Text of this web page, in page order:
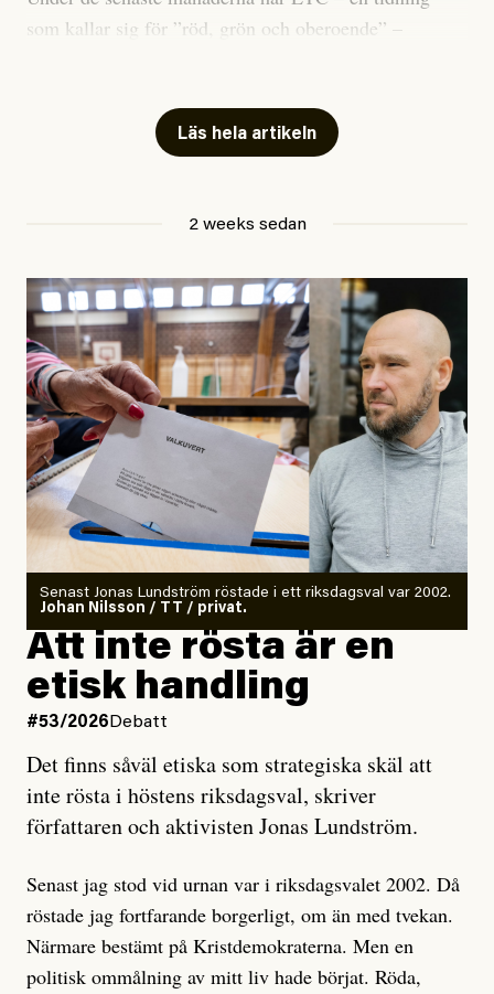
som kallar sig för ”röd, grön och oberoende” –
skriver för? Vad betyder det att vara en ”röd, grön och
oberoende” tidning? Och vad är egentligen bra
utpekas som israelisk infiltratör”. Enligt ingressen
handlar artikeln om en person vars ”bakgrund skapar
splittring och oro i rörelsen”. Problemet är att artikeln
skapar betydligt mer oro i palestinarörelsen – och den
oberoende vänstern – än den porträtterade personen
eller dess bakgrund.
Det finns en väldigt enkel regel inom alla politiska
rörelser när det gäller misstänkta infiltratörer:
Antingen har en bevis på att de är infiltratörer, och då
ska en gå ut med det så fort det bara går för att skydda
rörelsen. Eller så har en inga bevis, bara misstankar,
och då ska en efterforska diskret, just för att inte skapa
oro inom rörelsen.
Artikeln undersöker inte, som ETC påstår, ”vad som
är sant, vad som är rykten”, utan den bidrar bara till
ännu mer ryktesspridning. Det finns inte ett enda bevis
misstänkta personen är en infiltratör. Det som läsaren
får veta är att personen har ändrat sina politiska åsikter
under åren, att den har raderat tidigare innehåll på sina
sociala medier, att artikelns författare inte förstår sig
Läs hela artikeln
2 weeks sedan
Senast Jonas Lundström röstade i ett riksdagsval var 2002.
Johan Nilsson / TT / privat.
Att inte rösta är en
etisk handling
#53/2026 Debatt
Det finns såväl etiska som strategiska skäl att
inte rösta i höstens riksdagsval, skriver
författaren och aktivisten Jonas Lundström.
Senast jag stod vid urnan var i riksdagsvalet 2002. Då
röstade jag fortfarande borgerligt, om än med tvekan.
Närmare bestämt på Kristdemokraterna. Men en
politisk ommålning av mitt liv hade börjat. Röda,